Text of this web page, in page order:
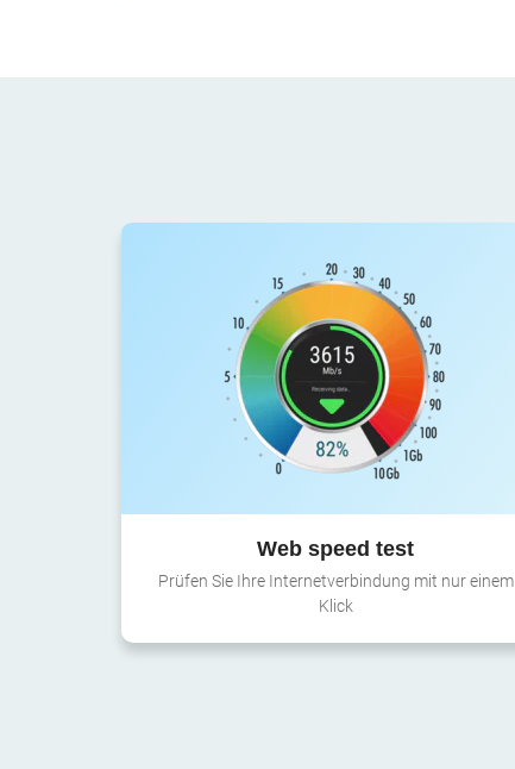
Web speed test
Prüfen Sie Ihre Internetverbindung mit nur einem
Klick